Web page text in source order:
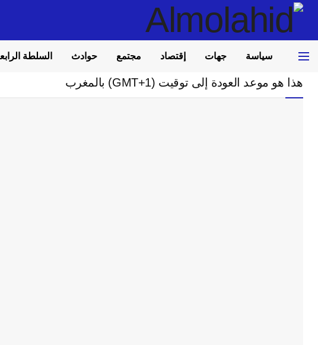
سياسة جهات إقتصاد مجتمع حوادث السلطة
هذا هو موعد العودة إلى توقيت (GMT+1) بالمغرب